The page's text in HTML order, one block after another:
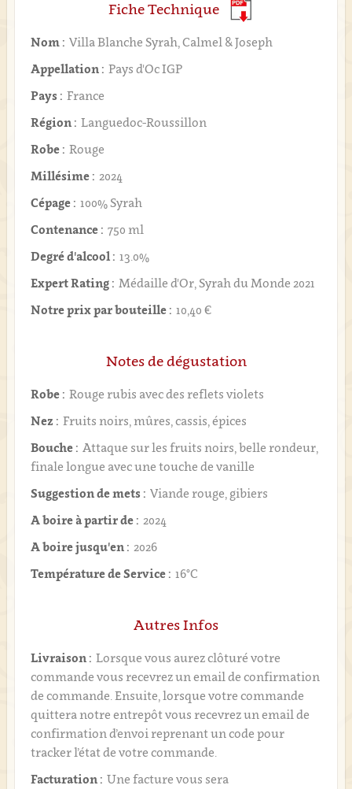
Fiche Technique
Nom : Villa Blanche Syrah, Calmel & Joseph
Appellation : Pays d'Oc IGP
Pays : France
Région : Languedoc-Roussillon
Robe : Rouge
Millésime : 2024
Cépage : 100% Syrah
Contenance : 750 ml
Degré d'alcool : 13.0%
Expert Rating : Médaille d'Or, Syrah du Monde 2021
Notre prix par bouteille : 10,40 €
Notes de dégustation
Robe : Rouge rubis avec des reflets violets
Nez : Fruits noirs, mûres, cassis, épices
Bouche : Attaque sur les fruits noirs, belle rondeur,
finale longue avec une touche de vanille
Suggestion de mets : Viande rouge, gibiers
A boire à partir de : 2024
A boire jusqu'en : 2026
Température de Service : 16°C
Autres Infos
Livraison : Lorsque vous aurez clôturé votre
commande vous recevrez un email de confirmation
de commande. Ensuite, lorsque votre commande
quittera notre entrepôt vous recevrez un email de
confirmation d’envoi reprenant un code pour
tracker l’état de votre commande.
Facturation : Une facture vous sera